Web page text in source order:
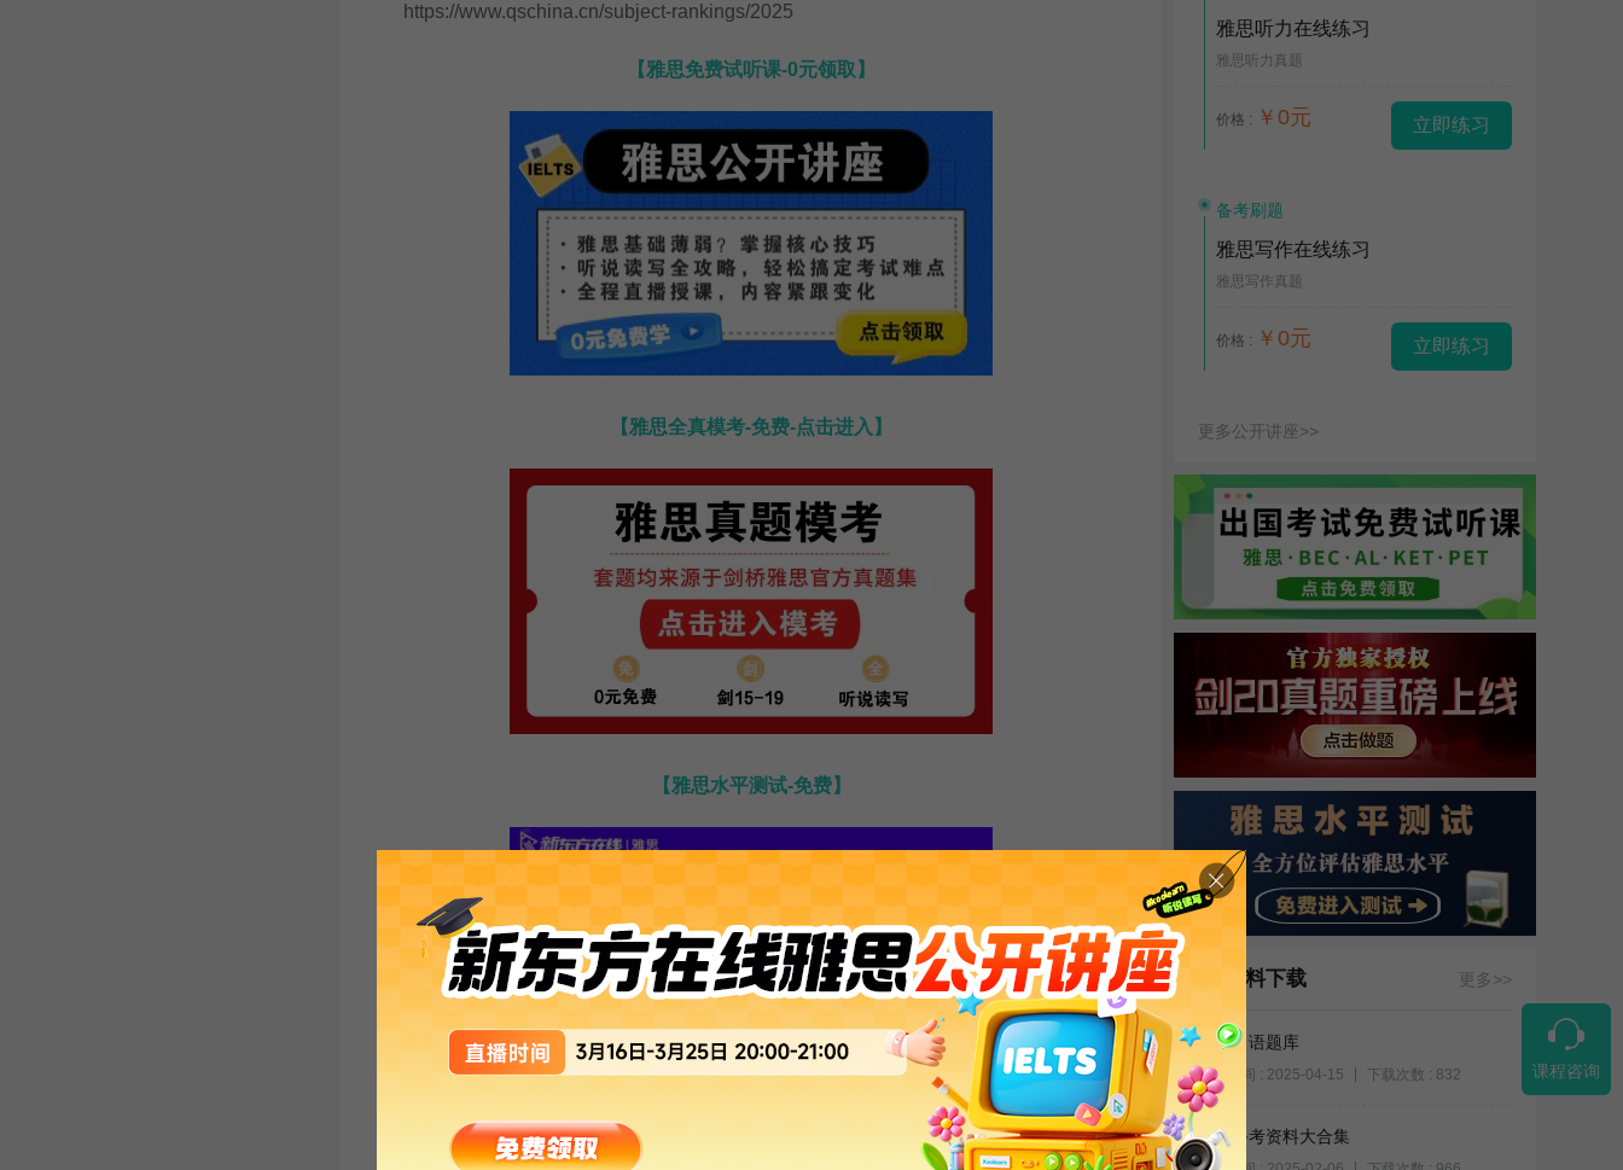
课程咨询
https://www.qschina.cn/subject-rankings/2025
【雅思免费试听课-0元领取】
【雅思全真模考-免费-点击进入】
【雅思水平测试-免费】
【雅思口语题库-免费下载PDF版本】
雅思听力在线练习
雅思听力真题
价格 : ￥0元 立即练习
备考刷题
雅思写作在线练习
雅思写作真题
价格 : ￥0元 立即练习
更多公开讲座>>
资料下载 更多>>
雅思口语题库
发布时间 : 2025-04-15 下载次数 : 832
雅思备考资料大合集